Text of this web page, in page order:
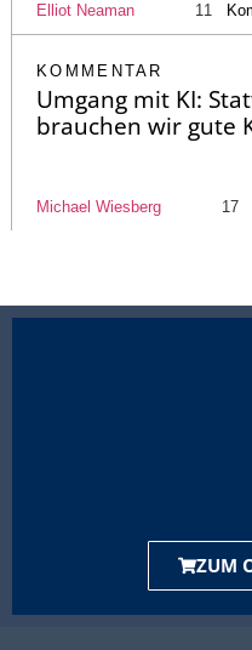
Elliot Neaman 11
KOMMENTAR
Umgang mit KI:
brauchen wir gute
Michael Wiesberg 17
ZUM